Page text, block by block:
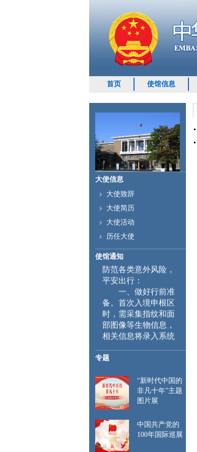
首页 使馆信息
大使信息
大使致辞
大使简历
大使活动
历任大使
使馆通知
随着端午节及暑
期临近，中国驻波兰
游客及在波中国公民
防范各类意外风险，
平安出行：
一、 做好行前准
备。首次入境申根区
时，需采集指纹和面
部图像等生物信息，
相关信息将录入系统
比对。特此提醒来波
出境管理规定，行前
请仔细检查护照和签
证有效期，确保赴波
行程与所持签证种类
一致。如遇航班延
误、行程调整等情
况，及时关注签证停
专题
“新时代中国的
非凡十年”主题
图片展
中国共产党的
100年国际巡展